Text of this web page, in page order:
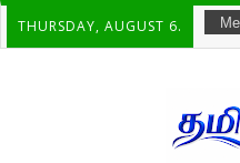
THURSDAY, AUGUST 6.